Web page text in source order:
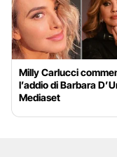
Milly Carlucci
l’addio di Barbara
Mediaset